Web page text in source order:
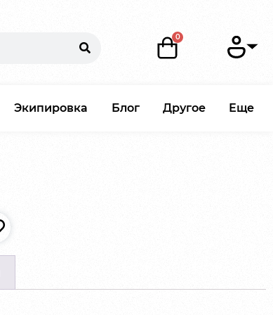
Экипировка Блог Другое Еще